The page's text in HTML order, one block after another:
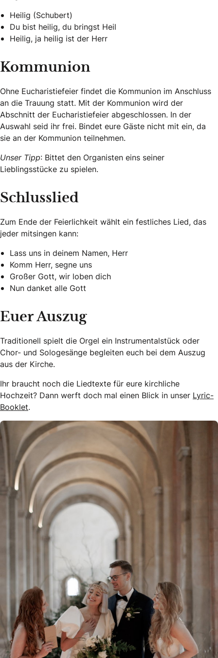
Heilig (Schubert)
Du bist heilig, du bringst Heil
Heilig, ja heilig ist der Herr
Kommunion
Ohne Eucharistiefeier findet die Kommunion im Anschluss
an die Trauung statt. Mit der Kommunion wird der
Abschnitt der Eucharistiefeier abgeschlossen. In der
Auswahl seid ihr frei. Bindet eure Gäste nicht mit ein, da
sie an der Kommunion teilnehmen.
Unser Tipp: Bittet den Organisten eins seiner
Lieblingsstücke zu spielen.
Schlusslied
Zum Ende der Feierlichkeit wählt ein festliches Lied, das
jeder mitsingen kann:
Lass uns in deinem Namen, Herr
Komm Herr, segne uns
Großer Gott, wir loben dich
Nun danket alle Gott
Euer Auszug
Traditionell spielt die Orgel ein Instrumentalstück oder
Chor- und Sologesänge begleiten euch bei dem Auszug
aus der Kirche.
Ihr braucht noch die Liedtexte für eure kirchliche
Hochzeit? Dann werft doch mal einen Blick in unser Lyric-
Booklet.